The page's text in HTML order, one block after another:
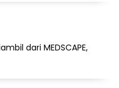
dari MEDSCAPE,